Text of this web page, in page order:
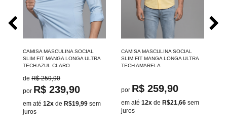
CAMISA MASCULINA SOCIAL
SLIM FIT MANGA LONGA ULTRA
TECH AZUL CLARO
de R$ 259,90
por R$ 239,90
em até 12x de R$19,99 sem
juros
CAMISA MASCULINA SOCIAL
SLIM FIT MANGA LONGA ULTRA
TECH AMARELA
por R$ 259,90
em até 12x de R$21,66 sem
juros